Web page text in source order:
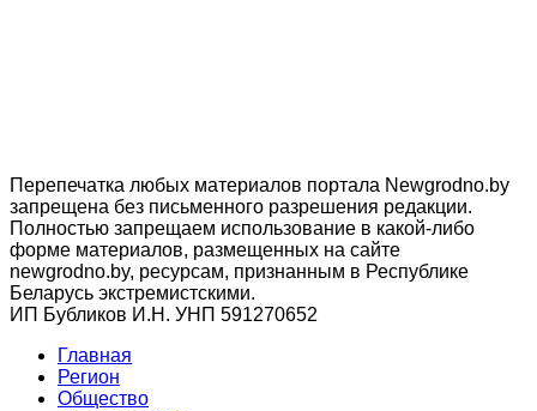
Перепечатка любых материалов портала Newgrodno.by
запрещена без письменного разрешения редакции.
Полностью запрещаем использование в какой-либо
форме материалов, размещенных на сайте
newgrodno.by, ресурсам, признанным в Республике
Беларусь экстремистскими.
ИП Бубликов И.Н. УНП 591270652
Главная
Регион
Общество